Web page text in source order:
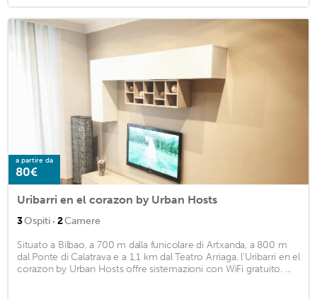
a partire da
80€
Uribarri en el corazon by Urban Hosts
3Ospiti · 2Camere
Situato a Bilbao, a 700 m dalla funicolare di Artxanda, a 800 m
dal Ponte di Calatrava e a 1,1 km dal Teatro Arriaga, l'Uribarri en el
corazon by Urban Hosts offre sistemazioni con WiFi gratuito. ...